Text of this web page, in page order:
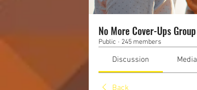
No More Cover-Ups Group
Public · 245 members
Discussion Media
Back